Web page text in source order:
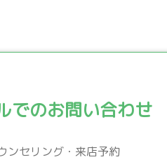
でのお問い合わせ
ンセリング・来店予約